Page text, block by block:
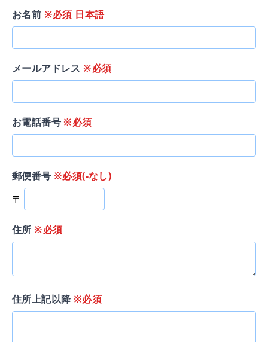
お名前 ※必須 日本語
メールアドレス ※必須
お電話番号 ※必須
郵便番号 ※必須(-なし)
〒
住所 ※必須
住所上記以降 ※必須